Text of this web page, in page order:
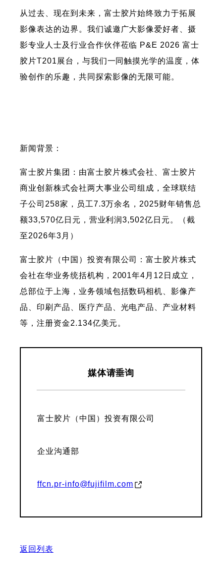
从过去、现在到未来，富士胶片始终致力于拓展
影像表达的边界。我们诚邀广大影像爱好者、摄
影专业人士及行业合作伙伴莅临 P&E 2026 富士
胶片T201展台，与我们一同触摸光学的温度，体
验创作的乐趣，共同探索影像的无限可能。
新闻背景：
富士胶片集团：由富士胶片株式会社、富士胶片
商业创新株式会社两大事业公司组成，全球联结
子公司258家，员工7.3万余名，2025财年销售总
额33,570亿日元，营业利润3,502亿日元。（截
至2026年3月）
富士胶片（中国）投资有限公司：富士胶片株式
会社在华业务统括机构，2001年4月12日成立，
总部位于上海，业务领域包括数码相机、影像产
品、印刷产品、医疗产品、光电产品、产业材料
等，注册资金2.134亿美元。
媒体请垂询
富士胶片（中国）投资有限公司
企业沟通部
ffcn.pr-info@fujifilm.com
返回列表